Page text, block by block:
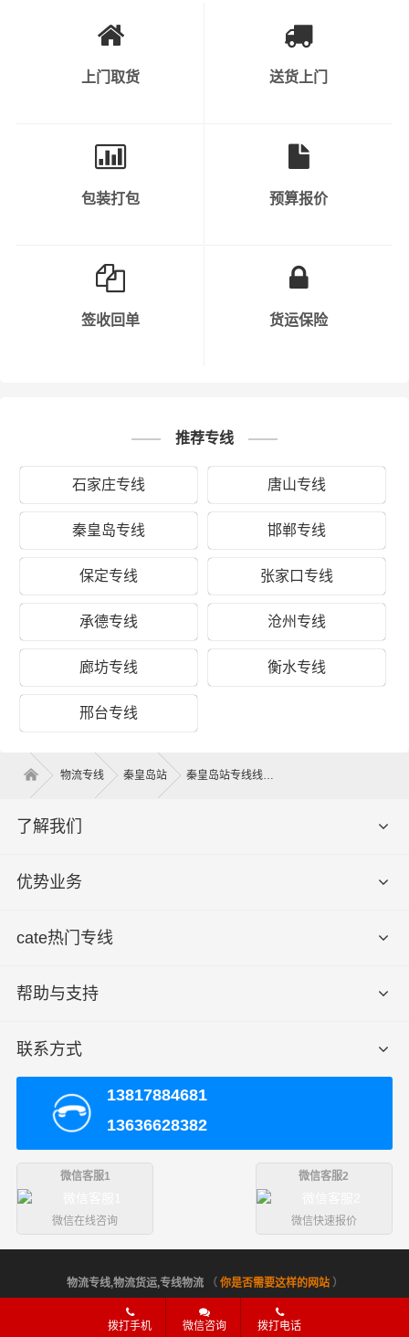
秉承“用心呵护，值得托付”的服务理念，在秦皇岛的海港
优质平台，一如既往地为客户提供优质高效的运输服务。
“一寸光阴一寸金，寸金难买寸光阴”，财根秦皇岛物流及时
把握时代脉搏，适时推出秦皇岛发武汉的物流专线直达运
备、钢材、食品、化纤、电子产品、家具、健身器械、五
“两地之复，来而往以”，为保证从秦皇岛运输到武汉的货物
能够准时、准点到达武汉的天门、潜江、江岸区、江汉
区、硚口区、汉阳区、武昌区、青山区、洪山区、东西湖
区、汉南区、蔡甸区、江夏区、黄陂区、新洲区、仙桃等
区域，让客户享受人在家中坐，货在全国走的物流体验。
所派遣的两名司机对秦皇岛去武汉所经过的运输路线都了
然于胸、轻车熟路，并且轮班驾驶，中间不经停、不间
歇。财根秦皇岛物流凭借专业的物流方案规划能力、丰富
的物流运输资源整合能力，以秦皇岛到武汉物流运输为基
础，以建设现代秦皇岛到武汉专线物流为核心，通过专注
客户体验到及时、准确、高效的服务品质，使企业更加集
中精力发展自身的生产销售业务，创造更多的价值。
运价参考：
秦
武
优
快
藏
致电沟通
致电沟通
区
秦皇岛
海港区、山海关区、北戴河区、抚宁区、青龙县、昌黎
天门、潜江、江岸区、江汉区、硚口区、汉阳区、武昌
上门取货 送货上门
包装打包 预算报价
签收回单 货运保险
推荐专线
石家庄专线 唐山专线
秦皇岛专线 邯郸专线
保定专线 张家口专线
承德专线 沧州专线
廊坊专线 衡水专线
邢台专线
物流专线 秦皇岛站 秦皇岛站专线线路
拨打手机 微信咨询 拨打电话
了解我们
优势业务
cate热门专线
帮助与支持
联系方式
13817884681
13636628382
微信客服1
微信在线咨询
微信客服2
微信快速报价
物流专线,物流货运,专线物流（ 你是否需要这样的网站）